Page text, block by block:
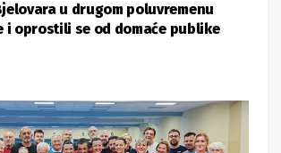
u drugom poluvremenu
i oprostili se od domaće publike